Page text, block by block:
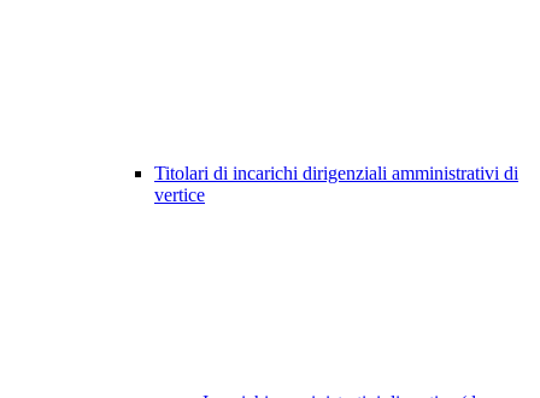
Titolari di incarichi dirigenziali amministrativi di
vertice